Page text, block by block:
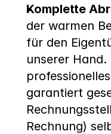
Komplette
der warmen
für den
unserer
garantiert
Rechnung)